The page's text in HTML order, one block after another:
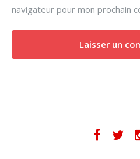
navigateur pour mon prochain